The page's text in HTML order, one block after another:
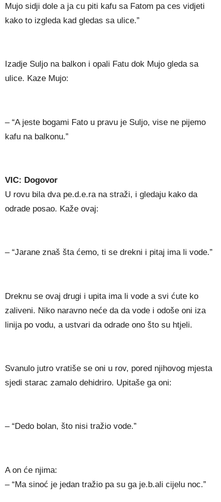
Mujo sidji dole a ja cu piti kafu sa Fatom pa ces vidjeti
kako to izgleda kad gledas sa ulice.”
Izadje Suljo na balkon i opali Fatu dok Mujo gleda sa
ulice. Kaze Mujo:
– “A jeste bogami Fato u pravu je Suljo, vise ne pijemo
kafu na balkonu.”
VIC: Dogovor
U rovu bila dva pe.d.e.ra na straži, i gledaju kako da
odrade posao. Kaže ovaj:
– “Jarane znaš šta ćemo, ti se drekni i pitaj ima li vode.”
Dreknu se ovaj drugi i upita ima li vode a svi ćute ko
zaliveni. Niko naravno neće da da vode i odoše oni iza
linija po vodu, a ustvari da odrade ono što su htjeli.
Svanulo jutro vratiše se oni u rov, pored njihovog mjesta
sjedi starac zamalo dehidriro. Upitaše ga oni:
– “Dedo bolan, što nisi tražio vode.”
A on će njima:
– “Ma sinoć je jedan tražio pa su ga je.b.ali cijelu noc.”